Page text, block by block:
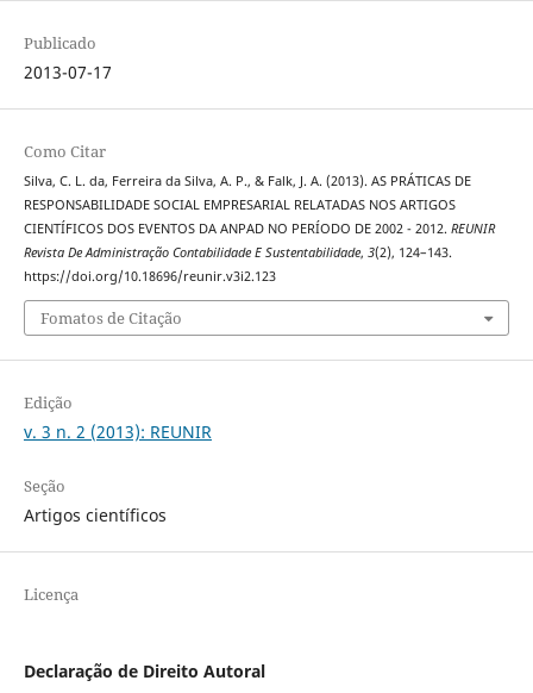
Publicado
2013-07-17
Como Citar
Silva, C. L. da, Ferreira da Silva, A. P., & Falk, J. A. (2013). AS PRÁTICAS DE
RESPONSABILIDADE SOCIAL EMPRESARIAL RELATADAS NOS ARTIGOS
CIENTÍFICOS DOS EVENTOS DA ANPAD NO PERÍODO DE 2002 - 2012. REUNIR
Revista De Administração Contabilidade E Sustentabilidade, 3(2), 124–143.
https://doi.org/10.18696/reunir.v3i2.123
Fomatos de Citação
Edição
v. 3 n. 2 (2013): REUNIR
Seção
Artigos científicos
Licença
Declaração de Direito Autoral